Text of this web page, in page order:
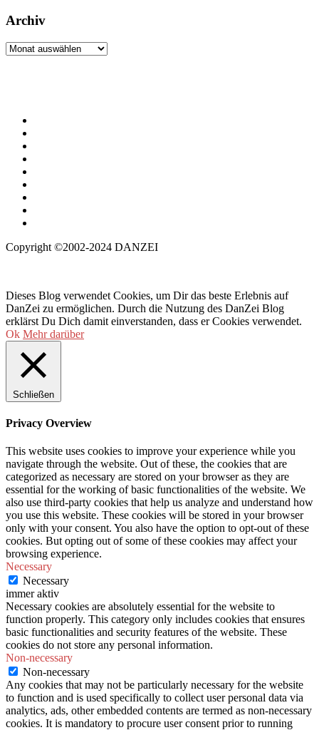
Archiv
Archiv
Copyright ©2002-2024 DANZEI
Dieses Blog verwendet Cookies, um Dir das beste Erlebnis auf
DanZei zu ermöglichen. Durch die Nutzung des DanZei Blog
erklärst Du Dich damit einverstanden, dass er Cookies verwendet.
Ok Mehr darüber
Schließen
Privacy Overview
This website uses cookies to improve your experience while you
navigate through the website. Out of these, the cookies that are
categorized as necessary are stored on your browser as they are
essential for the working of basic functionalities of the website. We
also use third-party cookies that help us analyze and understand how
you use this website. These cookies will be stored in your browser
only with your consent. You also have the option to opt-out of these
cookies. But opting out of some of these cookies may affect your
browsing experience.
Necessary
Necessary
immer aktiv
Necessary cookies are absolutely essential for the website to
function properly. This category only includes cookies that ensures
basic functionalities and security features of the website. These
cookies do not store any personal information.
Non-necessary
Non-necessary
Any cookies that may not be particularly necessary for the website
to function and is used specifically to collect user personal data via
analytics, ads, other embedded contents are termed as non-necessary
cookies. It is mandatory to procure user consent prior to running